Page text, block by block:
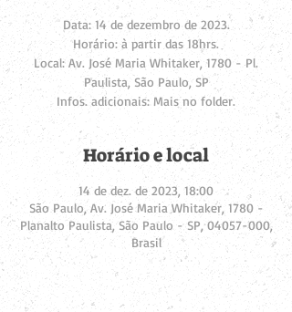
Data: 14 de dezembro de 2023.
Horário: à partir das 18hrs.
Local: Av. José Maria Whitaker, 1780 - Pl.
Paulista, São Paulo, SP
Infos. adicionais: Mais no folder.
Horário e local
14 de dez. de 2023, 18:00
São Paulo, Av. José Maria Whitaker, 1780 -
Planalto Paulista, São Paulo - SP, 04057-000,
Brasil